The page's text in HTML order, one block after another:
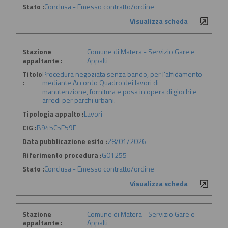
Stato :Conclusa - Emesso contratto/ordine
Visualizza scheda
Stazione
appaltante :
Comune di Matera - Servizio Gare e
Appalti
Titolo
:
Procedura negoziata senza bando, per l'affidamento
mediante Accordo Quadro dei lavori di
manutenzione, fornitura e posa in opera di giochi e
arredi per parchi urbani.
Tipologia appalto :Lavori
CIG :B945C5E59E
Data pubblicazione esito :28/01/2026
Riferimento procedura :G01255
Stato :Conclusa - Emesso contratto/ordine
Visualizza scheda
Stazione
appaltante :
Comune di Matera - Servizio Gare e
Appalti